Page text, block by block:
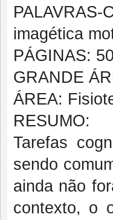
PALAVRAS-
imagética
PÁGINAS: 50
GRANDE
ÁREA:
RESUMO:
Tarefas
sendo
ainda não
contexto, o